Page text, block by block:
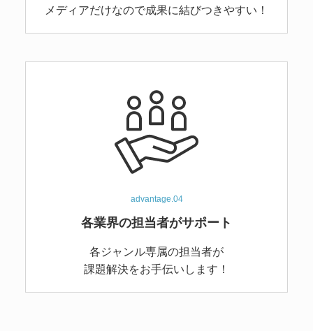
メディアだけなので成果に結びつきやすい！
advantage.04
各業界の担当者がサポート
各ジャンル専属の担当者が
課題解決をお手伝いします！